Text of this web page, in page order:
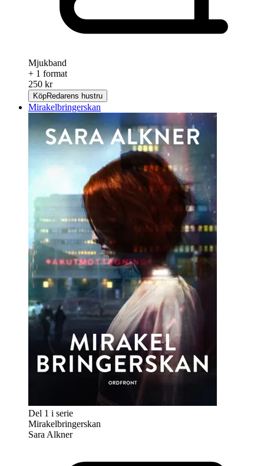
Mjukband
+ 1 format
250 kr
KöpRedarens hustru
Mirakelbringerskan
Del 1 i serie
Mirakelbringerskan
Sara Alkner